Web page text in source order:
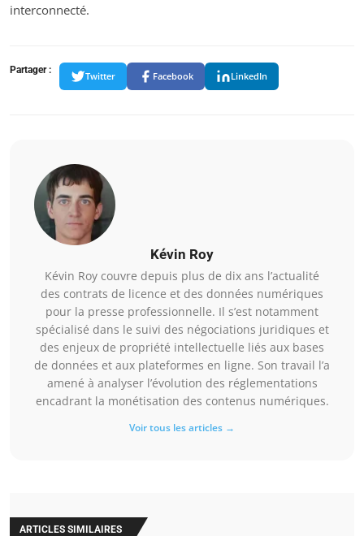
interconnecté.
Partager :
Twitter Facebook LinkedIn
Kévin Roy
Kévin Roy couvre depuis plus de dix ans l’actualité
des contrats de licence et des données numériques
pour la presse professionnelle. Il s’est notamment
spécialisé dans le suivi des négociations juridiques et
des enjeux de propriété intellectuelle liés aux bases
de données et aux plateformes en ligne. Son travail l’a
amené à analyser l’évolution des réglementations
encadrant la monétisation des contenus numériques.
Voir tous les articles →
ARTICLES SIMILAIRES